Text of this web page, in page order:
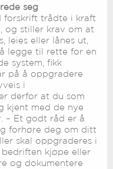
seg
forskrift trådte i kraft
og stiller krav om at
leies eller lånes ut,
legge til rette for en
system, fikk
på å oppgradere
i
derfor at du som
kjent med de nye
– Et godt råd er å
forhøre deg om ditt
skal oppgraderes i
bedriften kjøpe eller
og dokumentere